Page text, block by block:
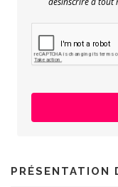
PRÉSENTATION